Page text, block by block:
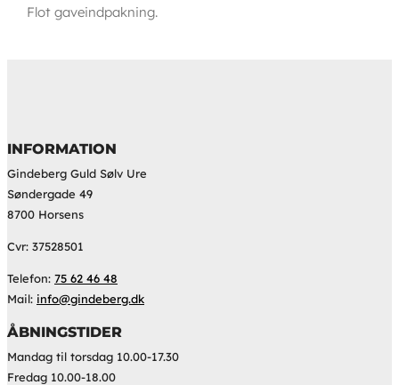
Flot gaveindpakning.
INFORMATION
Gindeberg Guld Sølv Ure
Søndergade 49
8700 Horsens
Cvr: 37528501
Telefon: 75 62 46 48
Mail: info@gindeberg.dk
ÅBNINGSTIDER
Mandag til torsdag 10.00-17.30
Fredag 10.00-18.00